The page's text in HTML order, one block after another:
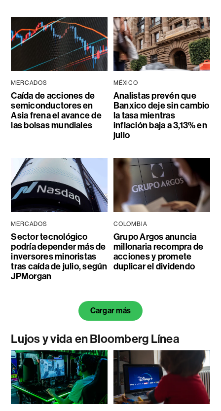
MERCADOS
Caída de acciones de
semiconductores en
Asia frena el avance de
las bolsas mundiales
MÉXICO
Analistas prevén que
Banxico deje sin cambio
la tasa mientras
inflación baja a 3,13% en
julio
MERCADOS
Sector tecnológico
podría depender más de
inversores minoristas
tras caída de julio, según
JPMorgan
COLOMBIA
Grupo Argos anuncia
millonaria recompra de
acciones y promete
duplicar el dividendo
Cargar más
Lujos y vida en Bloomberg Línea